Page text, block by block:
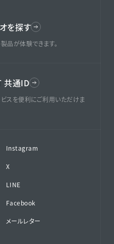
を探す
品が体験できます。
共通ID
スを便利にご利用いただけま
Instagram
X
LINE
Facebook
メールレター